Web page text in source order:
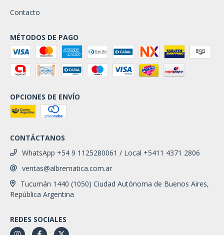
Contacto
MÉTODOS DE PAGO
OPCIONES DE ENVÍO
CONTÁCTANOS
WhatsApp +54 9 1125280061 / Local +5411 4371 2806
ventas@albrematica.com.ar
Tucumán 1440 (1050) Ciudad Autónoma de Buenos Aires,
República Argentina
REDES SOCIALES